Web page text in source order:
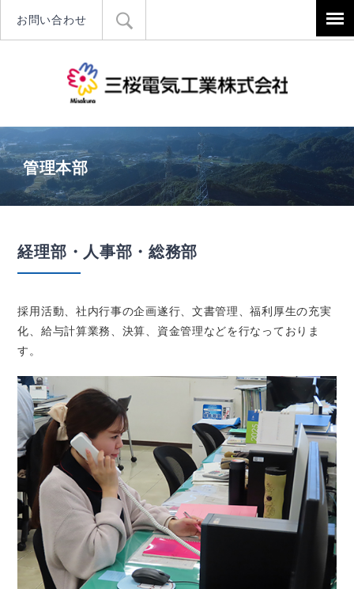
お問い合わせ
管理本部
経理部・人事部・総務部
採用活動、社内行事の企画遂行、文書管理、福利厚生の充実
化、給与計算業務、決算、資金管理などを行なっておりま
す。